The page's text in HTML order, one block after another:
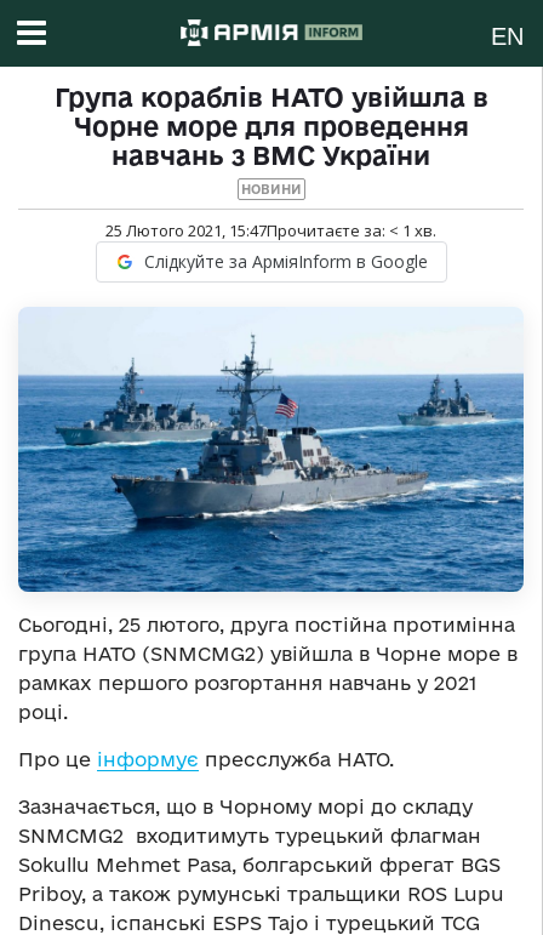
EN
Група кораблів НАТО увійшла в
Чорне море для проведення
навчань з ВМС України
НОВИНИ
25 Лютого 2021, 15:47Прочитаєте за: < 1 хв.
Слідкуйте за АрміяInform в Google
Сьогодні, 25 лютого, друга постійна протимінна
група НАТО (SNMCMG2) увійшла в Чорне море в
рамках першого розгортання навчань у 2021
році.
Про це інформує пресслужба НАТО.
Зазначається, що в Чорному морі до складу
SNMCMG2 входитимуть турецький флагман
Sokullu Mehmet Pasa, болгарський фрегат BGS
Priboy, а також румунські тральщики ROS Lupu
Dinescu, іспанські ESPS Tajo і турецький TCG